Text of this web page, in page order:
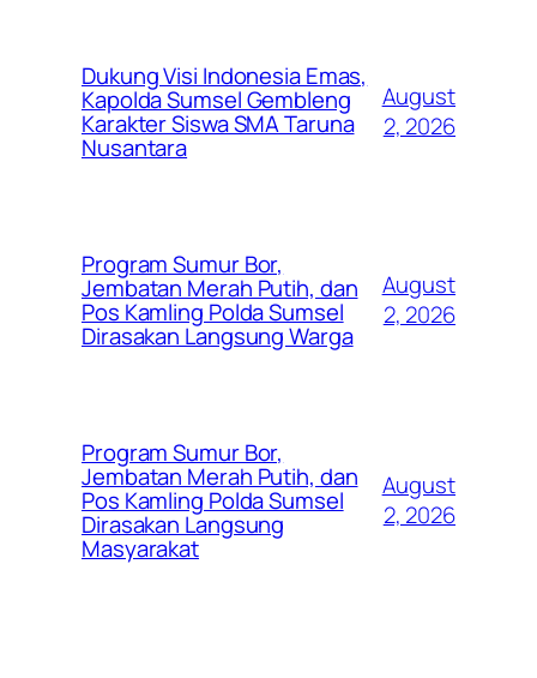
Dukung Visi Indonesia Emas,
Kapolda Sumsel Gembleng
Karakter Siswa SMA Taruna
Nusantara
August
2, 2026
Program Sumur Bor,
Jembatan Merah Putih, dan
Pos Kamling Polda Sumsel
Dirasakan Langsung Warga
August
2, 2026
Program Sumur Bor,
Jembatan Merah Putih, dan
Pos Kamling Polda Sumsel
Dirasakan Langsung
Masyarakat
August
2, 2026